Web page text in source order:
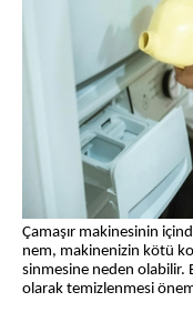
Çamaşır makinesinin
nem, makinenizin kötü
sinmesine neden olabilir.
olarak temizlenmesi